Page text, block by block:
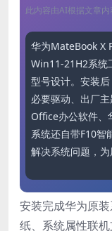
此内容由AI根据文章内
华为MateBook X
Win11-21H2系统
型号设计。安装
必要驱动、出厂
Office办公软件、
系统还自带F10智
解决系统问题，为
安装完成华为原
纸、系统属性联